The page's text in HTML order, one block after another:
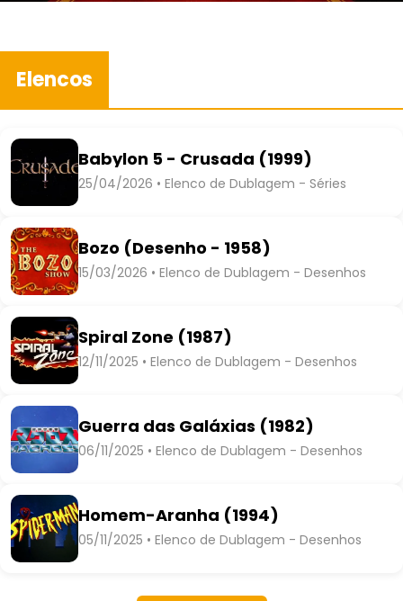
Elencos
Babylon 5 - Crusada (1999)
25/04/2026 • Elenco de Dublagem - Séries
Bozo (Desenho - 1958)
15/03/2026 • Elenco de Dublagem - Desenhos
Spiral Zone (1987)
12/11/2025 • Elenco de Dublagem - Desenhos
Guerra das Galáxias (1982)
06/11/2025 • Elenco de Dublagem - Desenhos
Homem-Aranha (1994)
05/11/2025 • Elenco de Dublagem - Desenhos